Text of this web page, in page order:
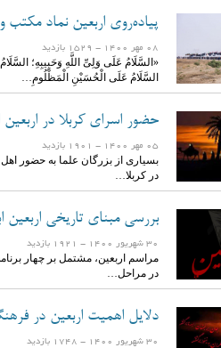
پیاده‌روی اربعین نماد
08 مهر 1400 - 1529 بازدید
«السَّلَامُ عَلَى وَلِیِّ اللَّهِ وَحَبِیبِهِ؛
السَّلَامُ عَلَى الْحُسَیْنِ الْمَظْلُومِ…
حضور اسرای کربلا در اربعین
05 مهر 1400 - 1901 بازدید
بسیاری از بزرگان علما به حضور
در کربلا…
بررسی مبناى تاريخى اربعين
30 شهریور 1400 - 1921 بازدید
مراسم اربعين، مشتمل بر چهار
در مراحل…
دلایل اهمیت اربعین در
30 شهریور 1400 - 1748 بازدید